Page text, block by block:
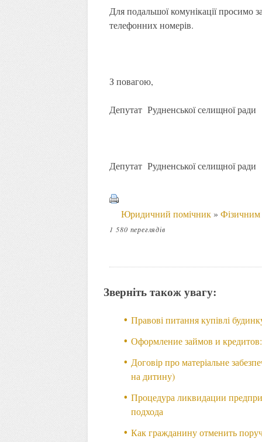
Для подальшої комунікації просимо
телефонних номерів.
З повагою,
Депутат Рудненської
Депутат Рудненської
Юридичний помічник» Фізичним
1 580 переглядів
Зверніть також увагу:
Правові питання купівлі
Оформление займов и
Договір про матеріальне
на дитину)
Процедура ликвидации
подхода
Как гражданину отменить